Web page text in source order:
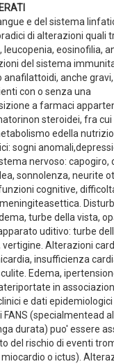
e del sistema
di alterazioni quali
leucopenia, eosinofilia,
del sistema
anche
con o senza una
a farmaci
steroidei, fra cui
edella
sogni
nervoso: capogiro,
sonnolenza, neurite
cognitive,
turbe della vista,
uditivo: turbe
Alterazioni
insufficienza
Edema,
in
e dati
FANS (specialmentead
durata) puo' essere
del rischio di eventi
o ictus).